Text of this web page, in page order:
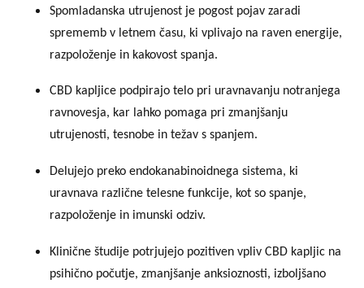
Spomladanska utrujenost je pogost pojav zaradi
sprememb v letnem času, ki vplivajo na raven energije,
razpoloženje in kakovost spanja.
CBD kapljice podpirajo telo pri uravnavanju notranjega
ravnovesja, kar lahko pomaga pri zmanjšanju
utrujenosti, tesnobe in težav s spanjem.
Delujejo preko endokanabinoidnega sistema, ki
uravnava različne telesne funkcije, kot so spanje,
razpoloženje in imunski odziv.
Klinične študije potrjujejo pozitiven vpliv CBD kapljic na
psihično počutje, zmanjšanje anksioznosti, izboljšano